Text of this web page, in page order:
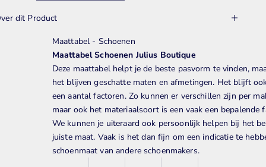
dit Product
Maattabel - Schoenen
Maattabel Schoenen Julius Boutique
Deze maattabel helpt je de beste pasvorm te vinden,
het blijven geschatte maten en afmetingen. Het blijft
een aantal factoren. Zo kunnen er verschillen zijn per
maar ook het materiaalsoort is een vaak een bepalende
We kunnen je uiteraard ook persoonlijk helpen bij het
juiste maat. Vaak is het dan fijn om een indicatie te
schoenmaat van andere schoenmakers.